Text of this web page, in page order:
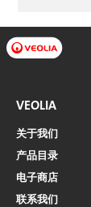
VEOLIA
关于我们
产品目录
电子商店​​​​​​​
联系我们